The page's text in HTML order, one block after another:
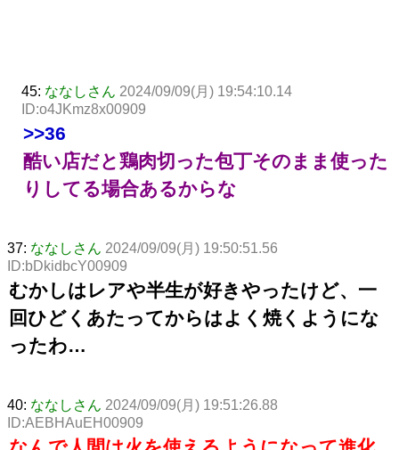
45: ななしさん 2024/09/09(月) 19:54:10.14
ID:o4JKmz8x00909
>>36
酷い店だと鶏肉切った包丁そのまま使った
りしてる場合あるからな
37: ななしさん 2024/09/09(月) 19:50:51.56
ID:bDkidbcY00909
むかしはレアや半生が好きやったけど、一
回ひどくあたってからはよく焼くようにな
ったわ…
40: ななしさん 2024/09/09(月) 19:51:26.88
ID:AEBHAuEH00909